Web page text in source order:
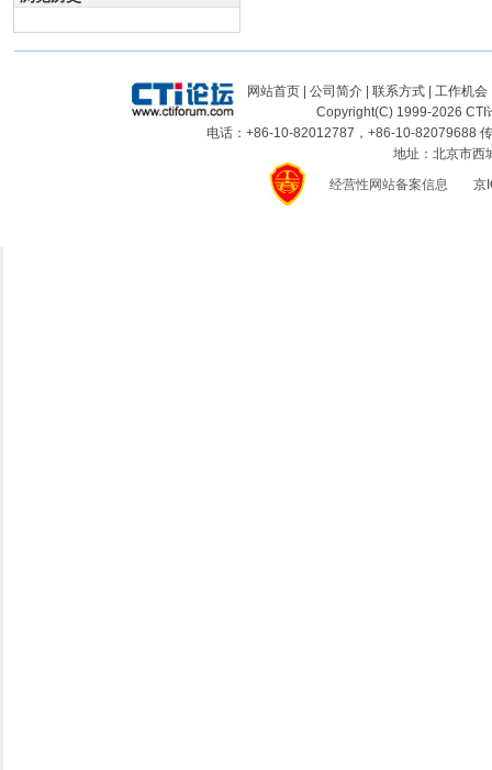
网站首页 公司简介 联系方式 工作机会
Copyright(C) 1999-2026 CTI
电话：+86-10-82012787，+86-10-82079688
地址：北京市西
经营性网站备案信息
京